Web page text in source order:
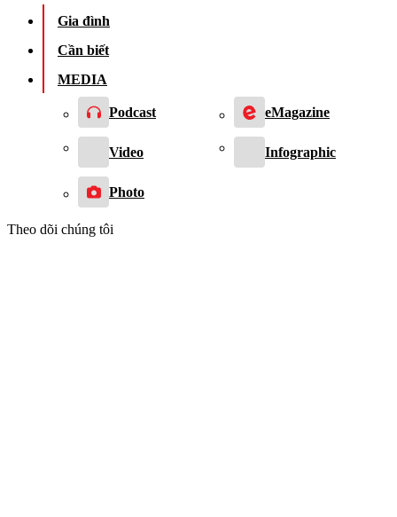
Gia đình
Cần biết
MEDIA
Podcast eMagazine
Video Infographic
Photo
Theo dõi chúng tôi